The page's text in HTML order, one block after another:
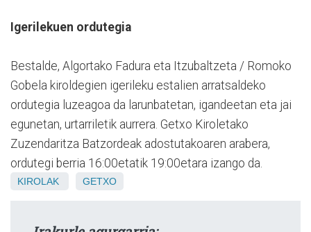
Igerilekuen ordutegia
Bestalde, Algortako Fadura eta Itzubaltzeta / Romoko
Gobela kiroldegien igerileku estalien arratsaldeko
ordutegia luzeagoa da larunbatetan, igandeetan eta jai
egunetan, urtarriletik aurrera. Getxo Kiroletako
Zuzendaritza Batzordeak adostutakoaren arabera,
ordutegi berria 16:00etatik 19:00etara izango da.
KIROLAK GETXO